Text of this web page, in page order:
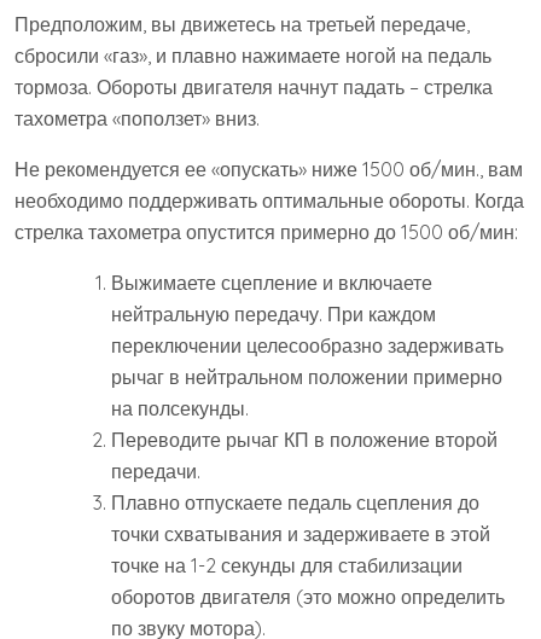
Предположим, вы движетесь на третьей передаче,
сбросили «газ», и плавно нажимаете ногой на педаль
тормоза. Обороты двигателя начнут падать – стрелка
тахометра «поползет» вниз.
Не рекомендуется ее «опускать» ниже 1500 об/мин., вам
необходимо поддерживать оптимальные обороты. Когда
стрелка тахометра опустится примерно до 1500 об/мин:
Выжимаете сцепление и включаете
нейтральную передачу. При каждом
переключении целесообразно задерживать
рычаг в нейтральном положении примерно
на полсекунды.
Переводите рычаг КП в положение второй
передачи.
Плавно отпускаете педаль сцепления до
точки схватывания и задерживаете в этой
точке на 1-2 секунды для стабилизации
оборотов двигателя (это можно определить
по звуку мотора).